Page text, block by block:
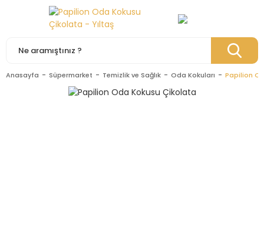
Anasayfa Süpermarket Temizlik ve Sağlık Oda Kokuları Papilion